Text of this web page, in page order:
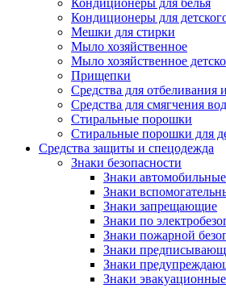
Кондиционеры для белья
Кондиционеры для
Мешки для стирки
Мыло хозяйственное
Мыло хозяйственное
Прищепки
Средства для отбеливания
Средства для смягчения
Стиральные порошки
Стиральные порошки для
Средства защиты и спецодежда
Знаки безопасности
Знаки автомобильные
Знаки
Знаки запрещающие
Знаки по
Знаки пожарной
Знаки
Знаки
Знаки эвакуационные